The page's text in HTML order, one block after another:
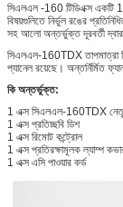
সিএলএল -160 টিডিএক্স একটি
বিষয়গুলিতে নির্ভুল রঙের
সহ আলো অন্তর্ভুক্ত দূরবর্তী দ্বারা
সিএলএল-160TDX তাপমাত্রা
প্যানেল রয়েছে। অন্তর্নির্মিত
কি অন্তর্ভুক্ত:
1 এক্স সিএলএল-160TDX
1 এক্স প্রতিচ্ছবি ডিশ
1 এক্স রিমোট কন্ট্রোল
1 এক্স প্রতিরক্ষামূলক ল্যাম্প
1 এক্স এসি পাওয়ার কর্ড